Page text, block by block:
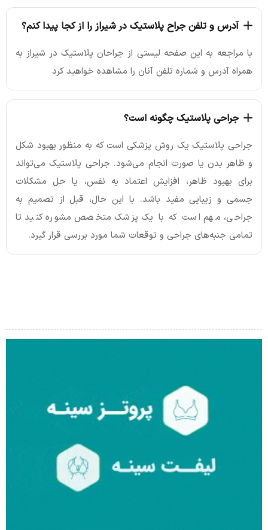
آدرس و تلفن جراح پلاستیک در شیراز را از کجا پیدا کنم؟
با مراجعه به این صفحه لیستی از جراحان پلاستیک در شیراز به
همراه آدرس و شماره تلفن آنان را مشاهده خواهید کرد
جراحی پلاستیک چگونه است؟
جراحی پلاستیک یک روش پزشکی است که به منظور بهبود شکل
و ظاهر بدن یا صورت انجام می‌شود. جراحی پلاستیک می‌تواند
برای بهبود ظاهر، افزایش اعتماد به نفس، یا حل مشکلات
جسمی و زیبایی مفید باشد. با این حال، قبل از تصمیم به
جراحی، مهم است که با یک پزشک متخصص مشوره کنید تا
تمامی جنبه‌های جراحی و توقعات شما مورد بررسی قرار گیرد.